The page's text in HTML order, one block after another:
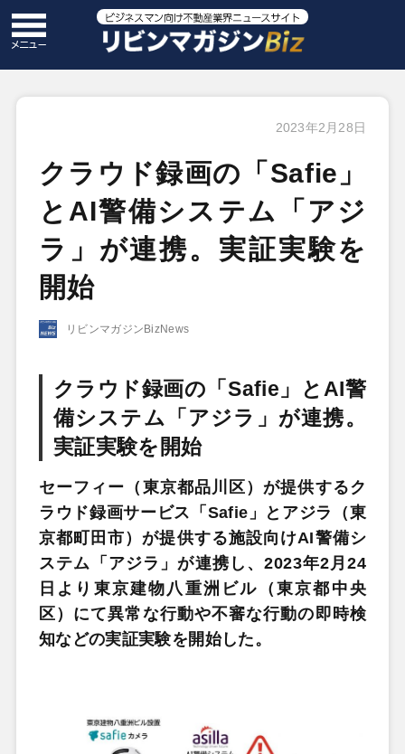
2023年2月28日
クラウド録画の「Safie」
とAI警備システム「アジ
ラ」が連携。実証実験を
開始
リビンマガジンBizNews
クラウド録画の「Safie」とAI警
備システム「アジラ」が連携。
実証実験を開始
セーフィー（東京都品川区）が提供するク
ラウド録画サービス「Safie」とアジラ（東
京都町田市）が提供する施設向けAI警備シ
ステム「アジラ」が連携し、2023年2月24
日より東京建物八重洲ビル（東京都中央
区）にて異常な行動や不審な行動の即時検
知などの実証実験を開始した。